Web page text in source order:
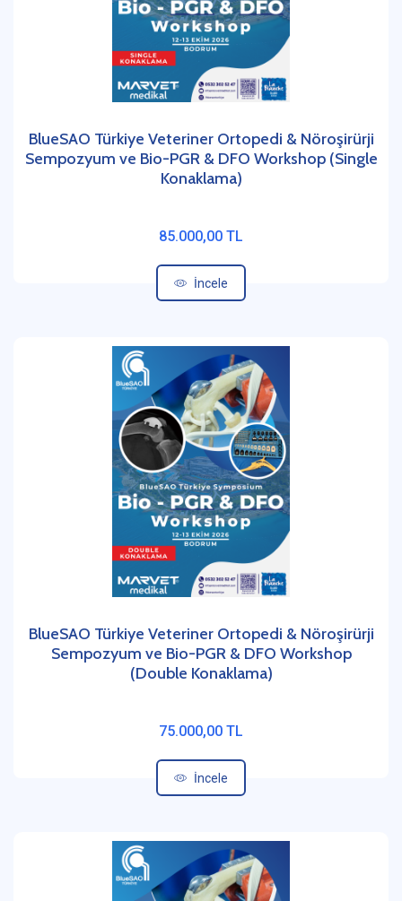
BlueSAO Türkiye Veteriner Ortopedi & Nöroşirürji
Sempozyum ve Bio-PGR & DFO Workshop (Single
Konaklama)
85.000,00 TL
İncele
BlueSAO Türkiye Veteriner Ortopedi & Nöroşirürji
Sempozyum ve Bio-PGR & DFO Workshop
(Double Konaklama)
75.000,00 TL
İncele